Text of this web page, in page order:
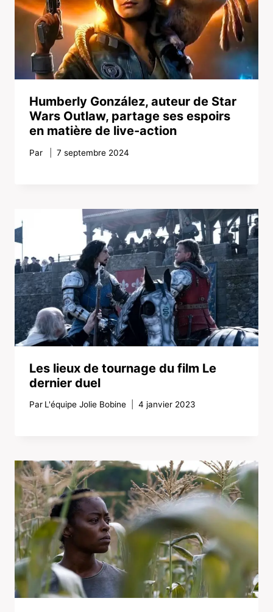
Humberly González, auteur de Star
Wars Outlaw, partage ses espoirs
en matière de live-action
Par 7 septembre 2024
Les lieux de tournage du film Le
dernier duel
Par L'équipe Jolie Bobine 4 janvier 2023